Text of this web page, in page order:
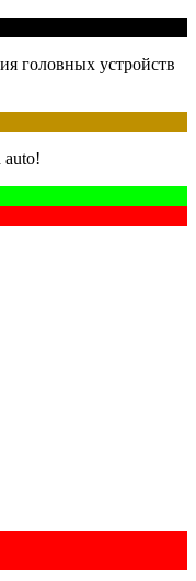
головных устройств
auto!